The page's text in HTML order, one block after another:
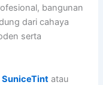
bangunan
dari cahaya
serta
SuniceTint atau